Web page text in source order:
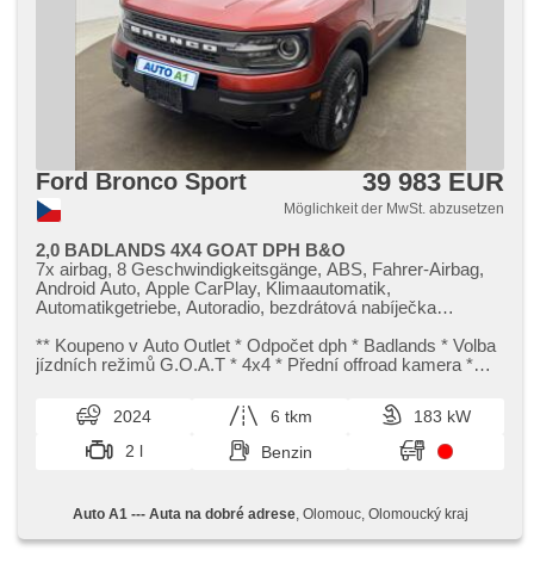
Umrichter 220V, El. Anlasser
Ford Bronco Sport 39 983 EUR
Möglichkeit der MwSt. abzusetzen
2,0 BADLANDS 4X4 GOAT DPH B&O
7x airbag, 8 Geschwindigkeitsgänge, ABS, Fahrer-Airbag,
Android Auto, Apple CarPlay, Klimaautomatik,
Automatikgetriebe, Autoradio, bezdrátová nabíječka
Zentralverriegelung mit Funkfernbedienung,
Zentralverriegelung, Beifahrerairbagdeaktivierung,
Seitenscheiben, El. einstellbare Sitze, El. Spiegel,
elektronická ruční brzda, Uhr Spur, Blind Spot Anzeige,
Wegfahrsperre, isofix, Klimaanlage, LED denní svícení,
Alufelgen, Multifunktionslenkrad, Lenkrad einstellbar,
Antriebsschlupfregelung (ASR), řazení pádly pod volantem,
Abnutzungssensor des Bremsbelages, Lichtsensor,
​*​* Koupeno v Auto Outlet ​* Odpočet dph ​* Badlands ​* Volba
jízdních režimů G.O.A.T ​* 4x4 ​* Přední offroad kamera ​*
2024 6 tkm
183 kW
2 l
Benzin
Auto A1 --- Auta na dobré adrese, Olomouc, Olomoucký kraj